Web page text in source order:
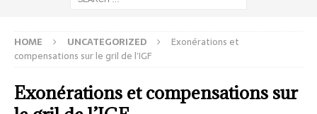
HOME UNCATEGORIZED
Exonérations et
compensations sur le gril de l’IGF
Exonérations et compensations sur